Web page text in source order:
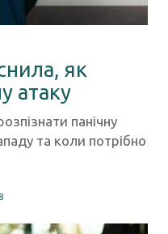
як
атаку
панічну
та коли потрібно